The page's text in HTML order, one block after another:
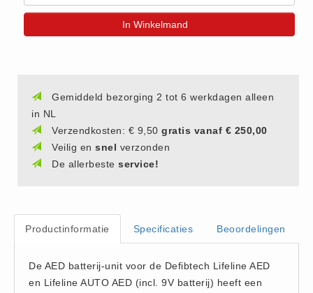
ACTIE
Actie (5)
AED batterijen (12)
AED binnen - buiten kasten (11)
AED elektroden (18)
AED tassen (14)
BHV Kasten
BHV Kleding
Hesjes (9)
In Winkelmand
Gemiddeld bezorging 2 tot 6 werkdagen alleen
in NL
Verzendkosten: € 9,50 gratis vanaf € 250,00
Veilig en snel verzonden
De allerbeste service!
Productinformatie Specificaties Beoordelingen
De AED batterij-unit voor de Defibtech Lifeline AED
en Lifeline AUTO AED (incl. 9V batterij) heeft een